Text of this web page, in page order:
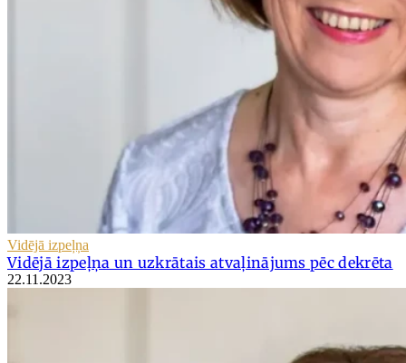
Vidējā izpeļņa
Vidējā izpeļņa un uzkrātais atvaļinājums pēc dekrēta
22.11.2023